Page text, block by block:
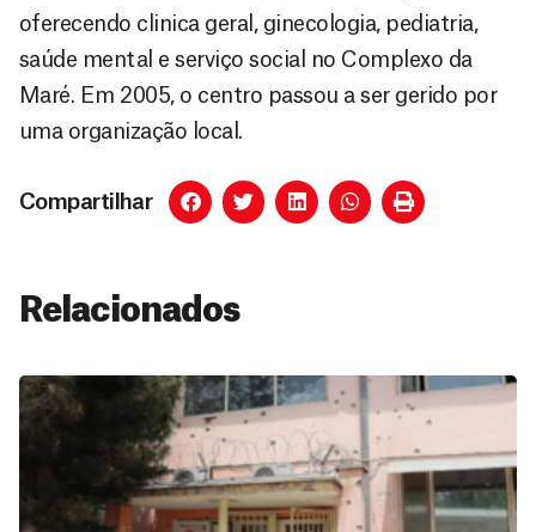
oferecendo clinica geral, ginecologia, pediatria,
saúde mental e serviço social no Complexo da
Maré. Em 2005, o centro passou a ser gerido por
uma organização local.
Compartilhar
Relacionados